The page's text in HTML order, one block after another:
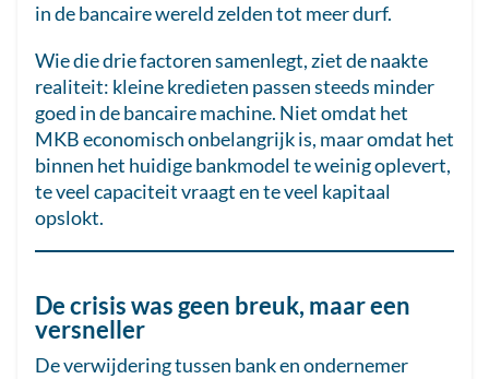
in de bancaire wereld zelden tot meer durf.
Wie die drie factoren samenlegt, ziet de naakte
realiteit: kleine kredieten passen steeds minder
goed in de bancaire machine. Niet omdat het
MKB economisch onbelangrijk is, maar omdat het
binnen het huidige bankmodel te weinig oplevert,
te veel capaciteit vraagt en te veel kapitaal
opslokt.
De crisis was geen breuk, maar een
versneller
De verwijdering tussen bank en ondernemer